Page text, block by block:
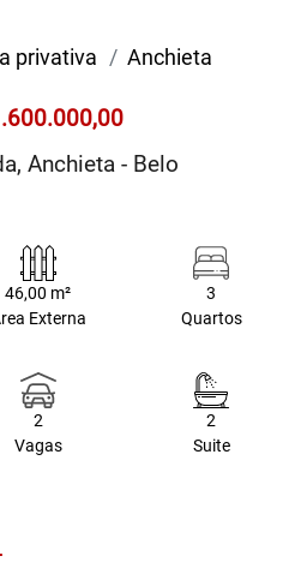
privativa Anchieta
Anchieta - Belo
46,00 m²
Externa
3
Quartos
2
Vagas
2
Suite